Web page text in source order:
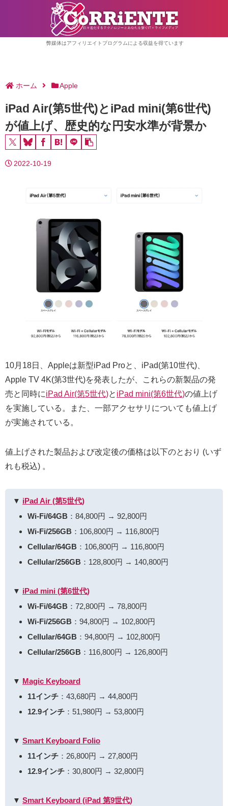
弊媒体はアフィリエイトプログラムによる収益を得ています
ホーム Apple
iPad Air(第5世代)とiPad mini(第6世代)
が値上げ、歴史的な円安水準が背景か
2022-10-19
10月18日、Appleは新型iPad Proと、iPad(第10世代)、
Apple TV 4K(第3世代)を発表したが、これらの新製品の発
売と同時にiPad Air(第5世代)と iPad mini(第6世代)の値上げ
を実施している。また、一部アクセサリについても値上げ
が実施されている。
値上げされた製品および改定後の価格は以下のとおり (いず
れも税込) 。
▼ iPad Air (第5世代)
Wi-Fi/64GB ：84,800円 → 92,800円
Wi-Fi/256GB ：106,800円 → 116,800円
Cellular/64GB ：106,800円 → 116,800円
Cellular/256GB ：128,800円 → 140,800円
▼ iPad mini (第6世代)
Wi-Fi/64GB ：72,800円 → 78,800円
Wi-Fi/256GB ：94,800円 → 102,800円
Cellular/64GB ：94,800円 → 102,800円
Cellular/256GB ：116,800円 → 126,800円
▼ Magic Keyboard
11インチ ：43,680円 → 44,800円
12.9インチ ：51,980円 → 53,800円
▼ Smart Keyboard Folio
11インチ ：26,800円 → 27,800円
12.9インチ ：30,800円 → 32,800円
▼ Smart Keyboard (iPad 第9世代)